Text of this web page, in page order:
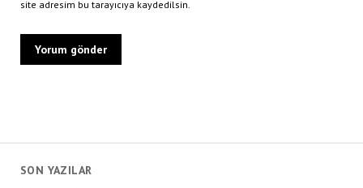
SON YAZILAR
site adresim bu tarayıcıya kaydedilsin.